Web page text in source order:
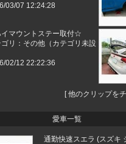
03/07 12:24:28
マウントステー取付☆
ゴリ：その他（カテゴリ未設
02/12 22:22:36
[他のクリップを
愛車一覧
通勤快速スエラ (スズキ